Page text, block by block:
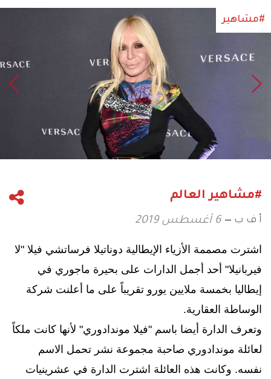
#مشاهير
#مشاهير العالم
أ ف ب 6 أغسطس 2019
اشترت مصممة الأزياء الإيطالية دوناتيلا فرساتشي فيلا "لا
فيربانيلا" أحد أجمل الدارات على بحيرة ماجوري في
إيطاليا بخمسة ملايين يورو تقريباً على ما أعلنت شركة
الوساطة العقارية.
وتعرف الدارة أيضا باسم "فيلا موندادوري" لأنها كانت ملكاً
لعائلة موندادوري صاحبة مجموعة نشر تحمل الاسم
نفسه. وكانت هذه العائلة اشترت الدارة في عشرينيات